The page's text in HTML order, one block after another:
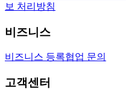
보 처리방침
비즈니스
비즈니스 등록협업 문의
고객센터